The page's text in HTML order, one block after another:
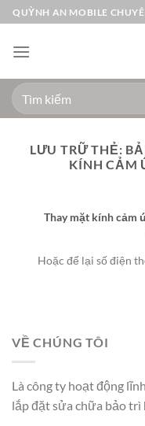
Bỏ
qua
nội
QUỲNH AN MOBILE
Tìm
kiếm:
LƯU TRỮ THẺ:
KÍNH CẢM
Thay mặt kính cảm
Hoặc để lại số điện
VỀ CHÚNG TÔI
Là công ty hoạt động
lắp đặt sửa chữa bảo